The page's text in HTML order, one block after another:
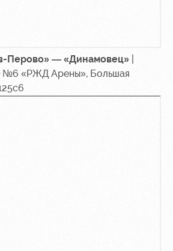
Перово» — «Динамовец»
№6 «РЖД Арены», Большая